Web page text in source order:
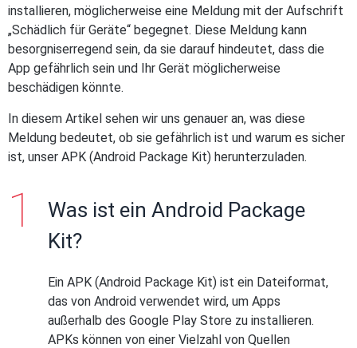
installieren, möglicherweise eine Meldung mit der Aufschrift
„Schädlich für Geräte“ begegnet. Diese Meldung kann
besorgniserregend sein, da sie darauf hindeutet, dass die
App gefährlich sein und Ihr Gerät möglicherweise
beschädigen könnte.
In diesem Artikel sehen wir uns genauer an, was diese
Meldung bedeutet, ob sie gefährlich ist und warum es sicher
ist, unser APK (Android Package Kit) herunterzuladen.
Was ist ein Android Package
Kit?
Ein APK (Android Package Kit) ist ein Dateiformat,
das von Android verwendet wird, um Apps
außerhalb des Google Play Store zu installieren.
APKs können von einer Vielzahl von Quellen